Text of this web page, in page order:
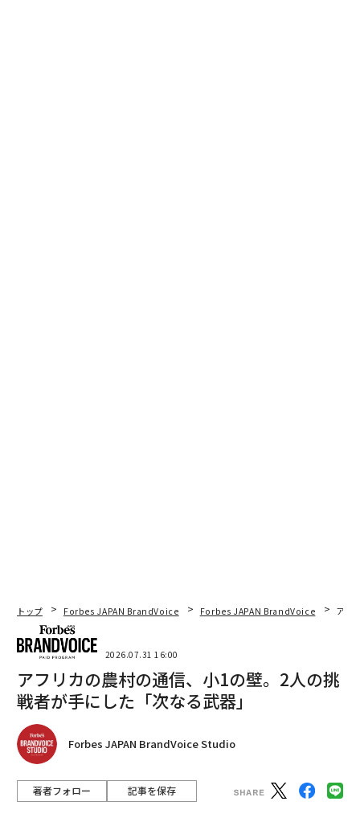
トップ Forbes JAPAN BrandVoice Forbes JAPAN BrandVoice アフ
2026.07.31 16:00
アフリカの農村の通信、小1の壁。2人の挑
戦者が手にした「次なる武器」
Forbes JAPAN BrandVoice Studio
著者フォロー 記事を保存